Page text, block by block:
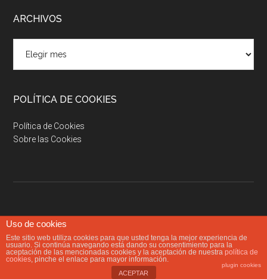
ARCHIVOS
POLÍTICA DE COOKIES
Política de Cookies
Sobre las Cookies
Copyright © 2026 · Senda Nórdica ·
Uso de cookies
Este sitio web utiliza cookies para que usted tenga la mejor experiencia de
usuario. Si continúa navegando está dando su consentimiento para la
aceptación de las mencionadas cookies y la aceptación de nuestra política de
cookies, pinche el enlace para mayor información.
plugin cookies
ACEPTAR